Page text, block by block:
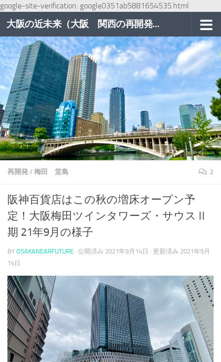
google-site-verification: google0351ab5881654535.html
コンテンツへスキップ
大阪の近未来（大阪 関西の再開発巡り）
再開発/梅田 堂島 2
阪神百貨店はこの秋の増床オープン予
定！大阪梅田ツインタワーズ・サウスⅡ
期 21年9月の様子
BY OSAKANEARFUTURE · 公開済み 2021年9月14日 · 更新済み 2021年9月
14日